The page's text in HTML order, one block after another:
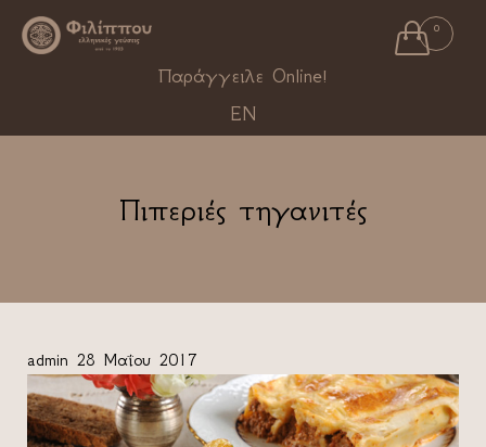
 0
Παράγγειλε Online!
EN
Πιπεριές τηγανιτές
admin 28 Μαΐου 2017